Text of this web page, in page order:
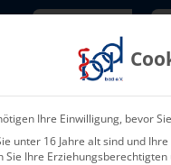
Über
Ihre Einwilligung, bevor
unter 16 Jahre alt sind und
Sie Ihre